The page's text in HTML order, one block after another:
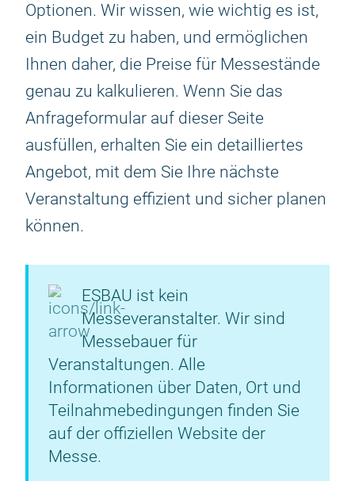
Optionen. Wir wissen, wie wichtig es ist,
ein Budget zu haben, und ermöglichen
Ihnen daher, die Preise für Messestände
genau zu kalkulieren. Wenn Sie das
Anfrageformular auf dieser Seite
ausfüllen, erhalten Sie ein detailliertes
Angebot, mit dem Sie Ihre nächste
Veranstaltung effizient und sicher planen
können.
ESBAU ist kein
Messeveranstalter. Wir sind
Messebauer für
Veranstaltungen. Alle
Informationen über Daten, Ort und
Teilnahmebedingungen finden Sie
auf der offiziellen Website der
Messe.